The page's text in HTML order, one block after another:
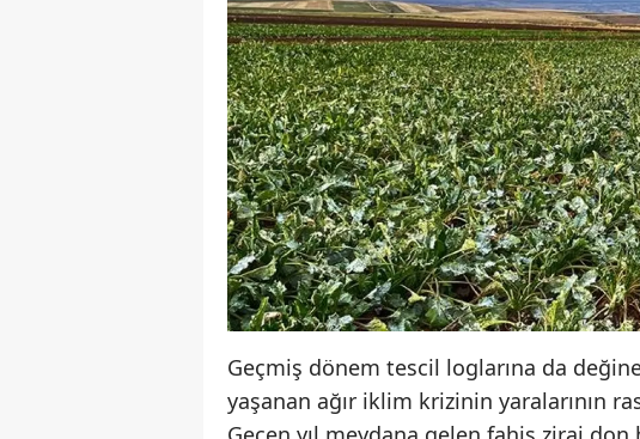
Geçmiş dönem tescil loglarına da
yaşanan ağır iklim krizinin yaralarının